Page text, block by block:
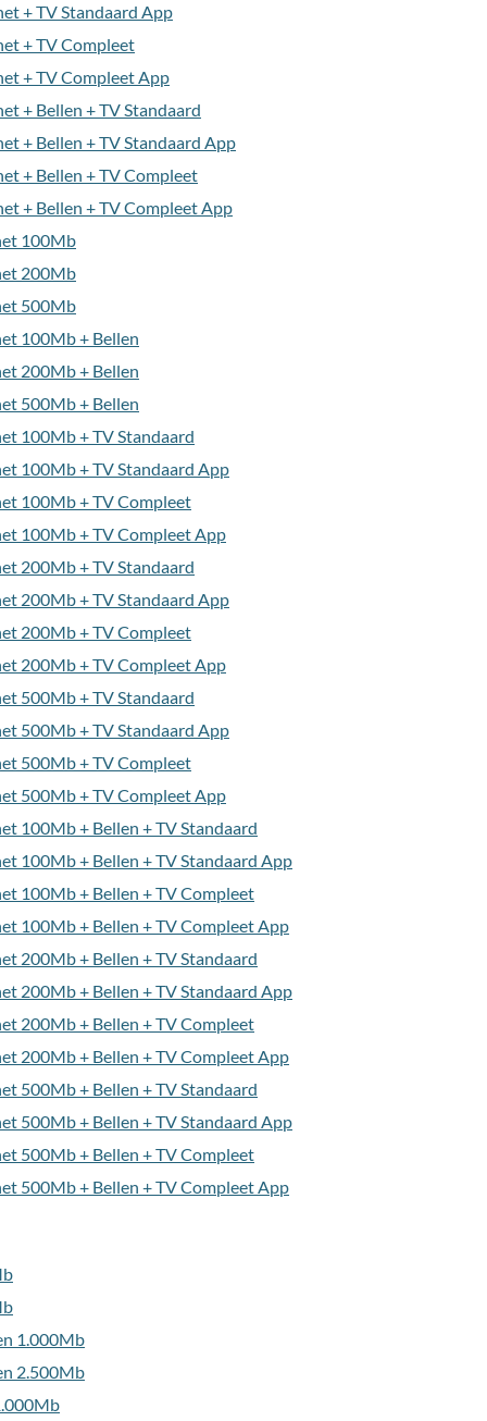
+ TV Standaard App
+ TV Compleet
+ TV Compleet App
+ Bellen + TV Standaard
+ Bellen + TV Standaard App
+ Bellen + TV Compleet
+ Bellen + TV Compleet App
100Mb
200Mb
500Mb
100Mb + Bellen
200Mb + Bellen
500Mb + Bellen
100Mb + TV Standaard
100Mb + TV Standaard App
100Mb + TV Compleet
100Mb + TV Compleet App
200Mb + TV Standaard
200Mb + TV Standaard App
200Mb + TV Compleet
200Mb + TV Compleet App
500Mb + TV Standaard
500Mb + TV Standaard App
500Mb + TV Compleet
500Mb + TV Compleet App
100Mb + Bellen + TV Standaard
100Mb + Bellen + TV Standaard App
100Mb + Bellen + TV Compleet
100Mb + Bellen + TV Compleet App
200Mb + Bellen + TV Standaard
200Mb + Bellen + TV Standaard App
200Mb + Bellen + TV Compleet
200Mb + Bellen + TV Compleet App
500Mb + Bellen + TV Standaard
500Mb + Bellen + TV Standaard App
500Mb + Bellen + TV Compleet
500Mb + Bellen + TV Compleet App
1.000Mb
2.500Mb